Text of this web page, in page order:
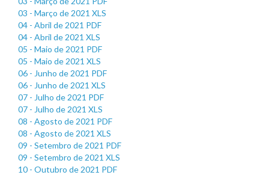
03 - Março de 2021 XLS
04 - Abril de 2021 PDF
04 - Abril de 2021 XLS
05 - Maio de 2021 PDF
05 - Maio de 2021 XLS
06 - Junho de 2021 PDF
06 - Junho de 2021 XLS
07 - Julho de 2021 PDF
07 - Julho de 2021 XLS
08 - Agosto de 2021 PDF
08 - Agosto de 2021 XLS
09 - Setembro de 2021 PDF
09 - Setembro de 2021 XLS
10 - Outubro de 2021 PDF